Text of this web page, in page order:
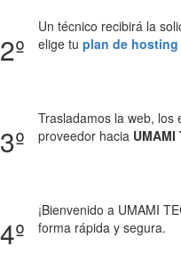
2º
Un técnico recibirá la
elige tu plan de hosting
3º
Trasladamos la web, los
proveedor hacia UMAMI
4º
¡Bienvenido a UMAMI
forma rápida y segura.